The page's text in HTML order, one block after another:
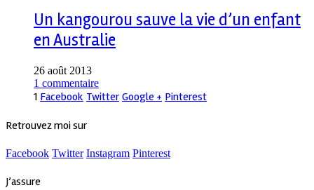
Un kangourou sauve la vie d’un enfant
en Australie
26 août 2013
1 commentaire
1 Facebook Twitter Google + Pinterest
Retrouvez moi sur
Facebook Twitter Instagram Pinterest
J’assure